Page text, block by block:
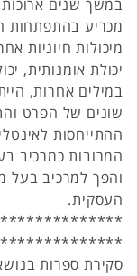
במשך שנים ארוכות
מכריע בהתפתחות
מיכולות חיוניות
יכולת אומנותית,
במילים אחרות,
שונים של הפרט
ההתייחסות
המרובות כמרכיב
והפך למרכיב בעל
העסקית.
סקירת ספרות